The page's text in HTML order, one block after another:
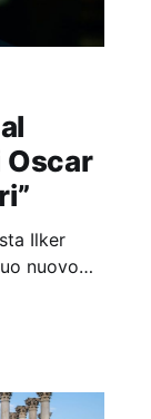
Oscar
Ilker
nuovo